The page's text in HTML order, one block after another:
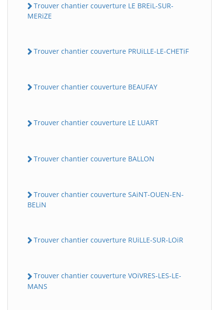
Trouver chantier couverture LE BREiL-SUR-
MERiZE
Trouver chantier couverture PRUiLLE-LE-CHETiF
Trouver chantier couverture BEAUFAY
Trouver chantier couverture LE LUART
Trouver chantier couverture BALLON
Trouver chantier couverture SAiNT-OUEN-EN-
BELiN
Trouver chantier couverture RUiLLE-SUR-LOiR
Trouver chantier couverture VOiVRES-LES-LE-
MANS